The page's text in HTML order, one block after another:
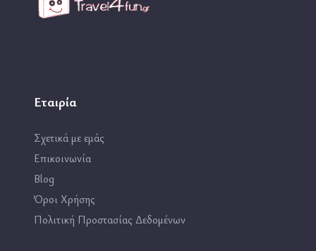
Εταιρία
Σχετικά με εμάς
Επικοινωνία
Blog
Όροι Χρήσης
Πολιτική Προστασίας Δεδομένων